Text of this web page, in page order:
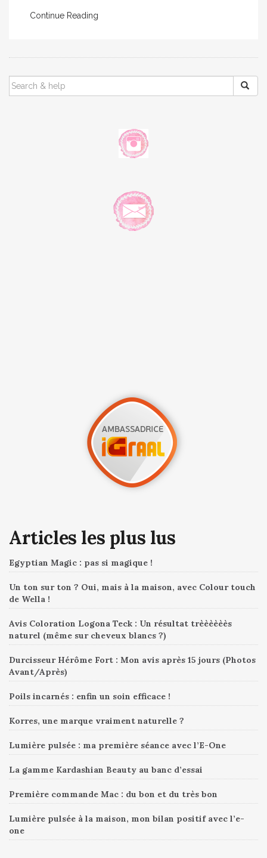
Continue Reading
SEARCH
FOR:
Articles les plus lus
Egyptian Magic : pas si magique !
Un ton sur ton ? Oui, mais à la maison, avec Colour touch
de Wella !
Avis Coloration Logona Teck : Un résultat trèèèèèès
naturel (même sur cheveux blancs ?)
Durcisseur Hérôme Fort : Mon avis après 15 jours (Photos
Avant/Après)
Poils incarnés : enfin un soin efficace !
Korres, une marque vraiment naturelle ?
Lumière pulsée : ma première séance avec l’E-One
La gamme Kardashian Beauty au banc d’essai
Première commande Mac : du bon et du très bon
Lumière pulsée à la maison, mon bilan positif avec l’e-
one